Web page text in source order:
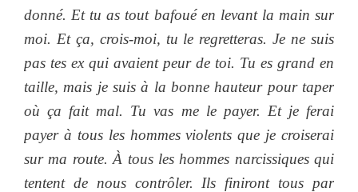
donné. Et tu as tout bafoué en levant la main sur
moi. Et ça, crois-moi, tu le regretteras. Je ne suis
pas tes ex qui avaient peur de toi. Tu es grand en
taille, mais je suis à la bonne hauteur pour taper
où ça fait mal. Tu vas me le payer. Et je ferai
payer à tous les hommes violents que je croiserai
sur ma route. À tous les hommes narcissiques qui
tentent de nous contrôler. Ils finiront tous par